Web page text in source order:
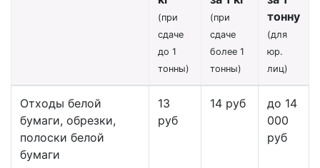
(при
сдаче
до 1
тонны)
(при
сдаче
более 1
тонны)
тонну
(для
юр.
лиц)
Отходы белой
бумаги, обрезки,
полоски белой
бумаги
13
руб
14 руб
до 14
000
руб